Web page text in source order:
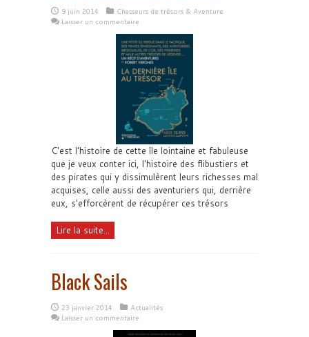
9 juin 2014
Chasseurs de trésors & Aventure
Laisser un commentaire
C'est l'histoire de cette île lointaine et fabuleuse
que je veux conter ici, l'histoire des flibustiers et
des pirates qui y dissimulèrent leurs richesses mal
acquises, celle aussi des aventuriers qui, derrière
eux, s'efforcèrent de récupérer ces trésors
Lire la suite...
Black Sails
23 janvier 2014
Actualités
Laisser un commentaire